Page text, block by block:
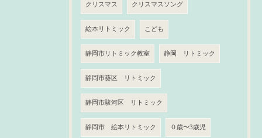
クリスマス クリスマスソング
絵本リトミック こども
静岡市リトミック教室 静岡 リトミック
静岡市葵区 リトミック
静岡市駿河区 リトミック
静岡市 絵本リトミック ０歳〜3歳児